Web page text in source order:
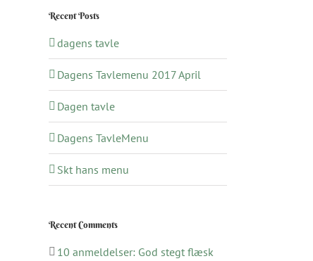
Recent Posts
dagens tavle
Dagens Tavlemenu 2017 April
Dagen tavle
Dagens TavleMenu
Skt hans menu
Recent Comments
10 anmeldelser: God stegt flæsk